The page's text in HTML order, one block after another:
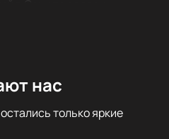
1.
мир живого звучания
мелодии,
поклонникам по всему
впечатления и
нас
только яркие